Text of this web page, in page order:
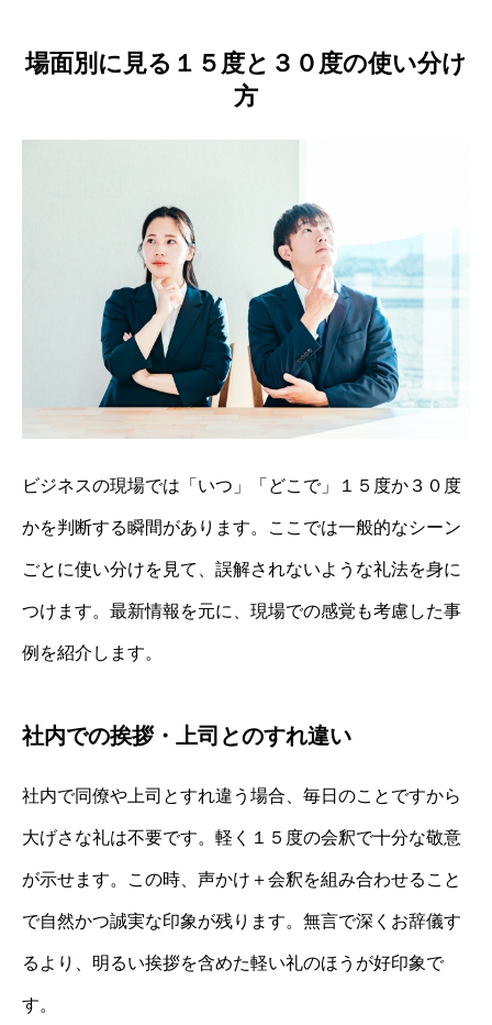
場面別に見る１５度と３０度の使い分け
方
ビジネスの現場では「いつ」「どこで」１５度か３０度
かを判断する瞬間があります。ここでは一般的なシーン
ごとに使い分けを見て、誤解されないような礼法を身に
つけます。最新情報を元に、現場での感覚も考慮した事
例を紹介します。
社内での挨拶・上司とのすれ違い
社内で同僚や上司とすれ違う場合、毎日のことですから
大げさな礼は不要です。軽く１５度の会釈で十分な敬意
が示せます。この時、声かけ＋会釈を組み合わせること
で自然かつ誠実な印象が残ります。無言で深くお辞儀す
るより、明るい挨拶を含めた軽い礼のほうが好印象で
す。